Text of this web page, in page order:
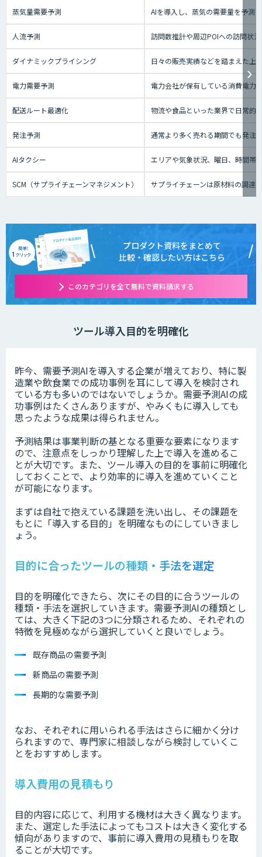
蒸気量需要予測 AIを導入し、蒸気の需要量を予測
人流予測 訪問数推計や周辺POIへの訪問状
ダイナミックプライシング 日々の販売実績などを踏まえた上
電力需要予測 電力会社が保有している消費電力
配送ルート最適化 物流や食品といった業界で日常的
発注予測 通常より多く売れる期間でも発注
AIタクシー エリアや気象状況、曜日、時間帯
SCM（サプライチェーンマネジメント） サプライチェーンは原材料の調達
プロダクト資料をまとめて
比較・確認したい方はこちら
このカテゴリを全て無料で資料請求する
ツール導入目的を明確化
昨今、需要予測AIを導入する企業が増えており、特に製
造業や飲食業での成功事例を耳にして導入を検討され
ている方も多いのではないでしょうか。需要予測AIの成
功事例はたくさんありますが、やみくもに導入しても
思ったような成果は得られません。
予測結果は事業判断の基となる重要な要素になります
ので、注意点をしっかり理解した上で導入を進めるこ
とが大切です。また、ツール導入の目的を事前に明確化
しておくことで、より効率的に導入を進めていくこと
が可能になります。
まずは自社で抱えている課題を洗い出し、その課題を
もとに「導入する目的」を明確なものにしていきまし
ょう。
目的に合ったツールの種類・手法を選定
目的を明確化できたら、次にその目的に合うツールの
種類・手法を選択していきます。需要予測AIの種類とし
ては、大きく下記の3つに分類されるため、それぞれの
特徴を見極めながら選択していくと良いでしょう。
既存商品の需要予測
新商品の需要予測
長期的な需要予測
なお、それぞれに用いられる手法はさらに細かく分け
られますので、専門家に相談しながら検討していくこ
とをおすすめします。
導入費用の見積もり
目的内容に応じて、利用する機材は大きく異なります。
また、選定した手法によってもコストは大きく変化する
傾向がありますので、事前に導入費用の見積もりを取
ることが大切です。